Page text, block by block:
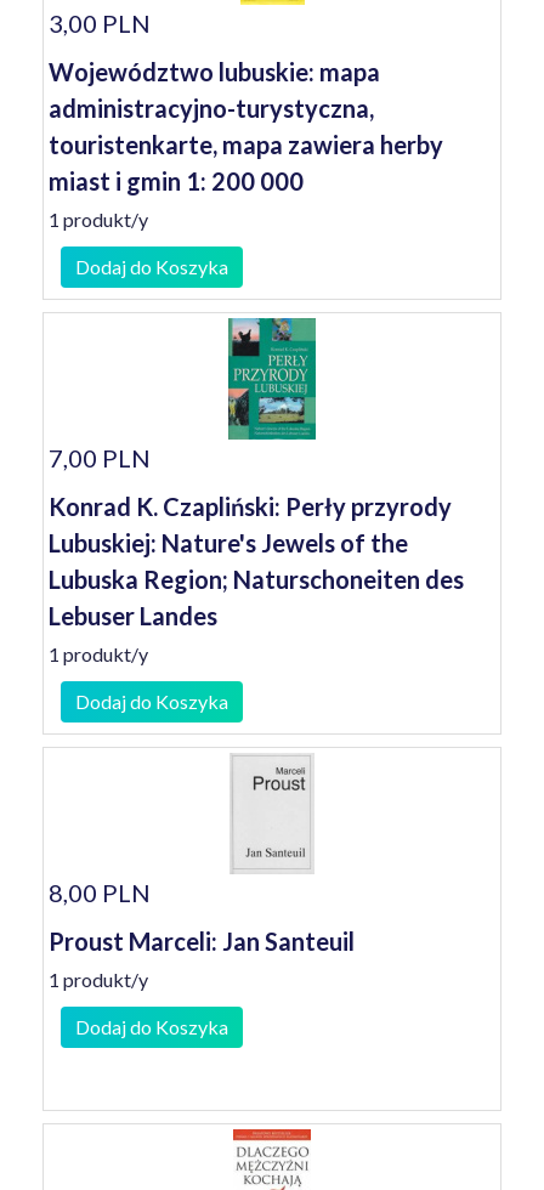
3,00 PLN
Województwo lubuskie: mapa
administracyjno-turystyczna,
touristenkarte, mapa zawiera herby
miast i gmin 1: 200 000
1 produkt/y
Dodaj do Koszyka
7,00 PLN
Konrad K. Czapliński: Perły przyrody
Lubuskiej: Nature's Jewels of the
Lubuska Region; Naturschoneiten des
Lebuser Landes
1 produkt/y
Dodaj do Koszyka
8,00 PLN
Proust Marceli: Jan Santeuil
1 produkt/y
Dodaj do Koszyka